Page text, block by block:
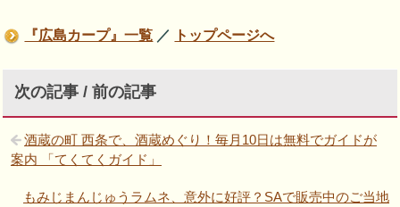
『広島カープ』一覧 ／ トップページへ
次の記事 / 前の記事
酒蔵の町 西条で、酒蔵めぐり！毎月10日は無料でガイドが
案内 「てくてくガイド」
もみじまんじゅうラムネ、意外に好評？SAで販売中のご当地